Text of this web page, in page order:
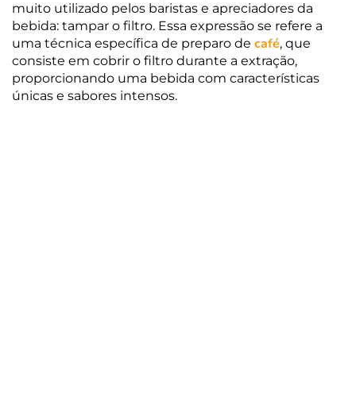
muito utilizado pelos baristas e apreciadores da
bebida: tampar o filtro. Essa expressão se refere a
uma técnica específica de preparo de café, que
consiste em cobrir o filtro durante a extração,
proporcionando uma bebida com características
únicas e sabores intensos.